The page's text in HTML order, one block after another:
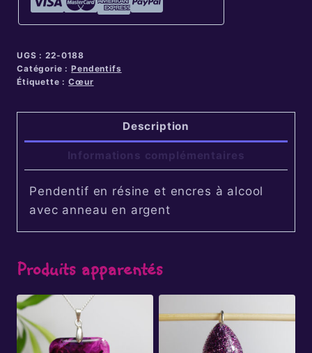
UGS :22-0188
Catégorie :Pendentifs
Étiquette :Cœur
Description
Informations complémentaires
Pendentif en résine et encres à alcool
avec anneau en argent
Produits apparentés